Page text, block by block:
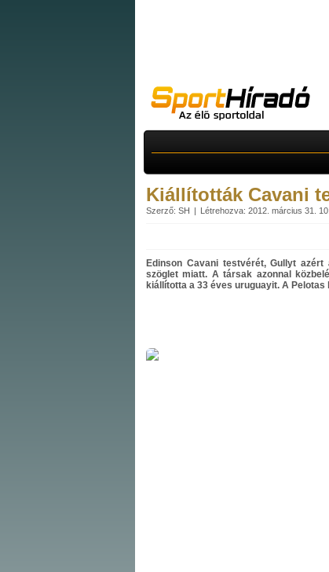
Kiállították Cavani
Szerző: SH Létrehozva: 2012. március 31.
Edinson Cavani testvérét, Gullyt
szöglet miatt. A társak azonnal
kiállította a 33 éves uruguayit. A